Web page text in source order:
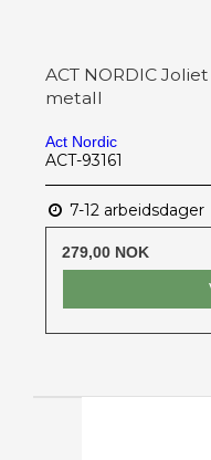
ACT NORDIC
metall
Act Nordic
ACT-93161
7-12 arbeidsdager
279,00 NOK